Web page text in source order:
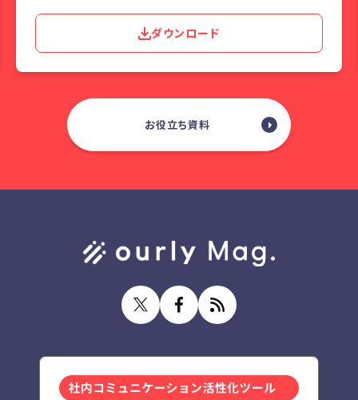
ダウンロード
お役立ち資料